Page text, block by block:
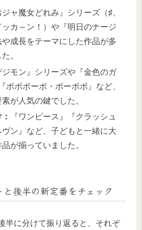
ジャ魔女どれみ』シリーズ（♯、
ッカ～ン！）や『明日のナージ
成長をテーマにした作品が多
。
ジモン』シリーズや『金色のガ
ボボボーボ・ボーボボ』など、
が人気の鍵でした。
『ワンピース』『クラッシュ
ン』など、子どもと一緒に大
が揃っていました。
後半の新定番をチェック
半に分けて振り返ると、それぞ